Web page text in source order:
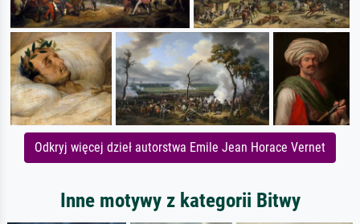
Odkryj więcej dzieł autorstwa Emile Jean Horace Vernet
Inne motywy z kategorii Bitwy